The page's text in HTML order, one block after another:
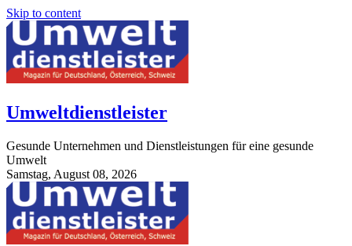
Skip to content
Umweltdienstleister
Gesunde Unternehmen und Dienstleistungen für eine gesunde
Umwelt
Samstag, August 08, 2026
StuttgartApotheke.com